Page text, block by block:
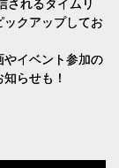
されるタイムリ
ックアップしてお
やイベント参加の
らせも！